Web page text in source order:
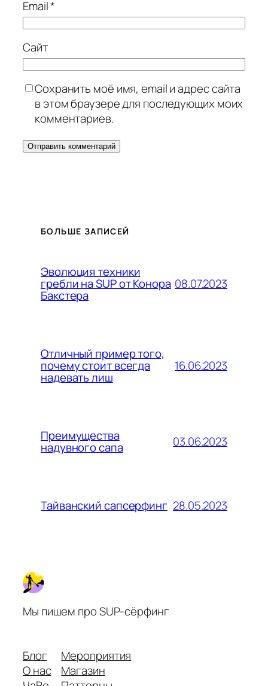
Email*
Сайт
Сохранить моё имя, email и адрес сайта
в этом браузере для последующих моих
комментариев.
БОЛЬШЕ ЗАПИСЕЙ
Эволюция техники
гребли на SUP от Конора
Бакстера
08.07.2023
Отличный пример того,
почему стоит всегда
надевать лиш
16.06.2023
Преимущества
надувного сапа 03.06.2023
Тайванский сапсерфинг 28.05.2023
Мы пишем про SUP-сёрфинг
Блог
О нас
Мероприятия
Магазин